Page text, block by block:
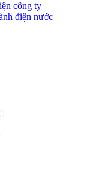
công ty
điện nước